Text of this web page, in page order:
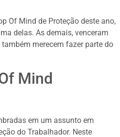
Of Mind de Proteção deste ano,
delas. As demais, venceram
merecem fazer parte do
Mind
em um assunto em
do Trabalhador. Neste